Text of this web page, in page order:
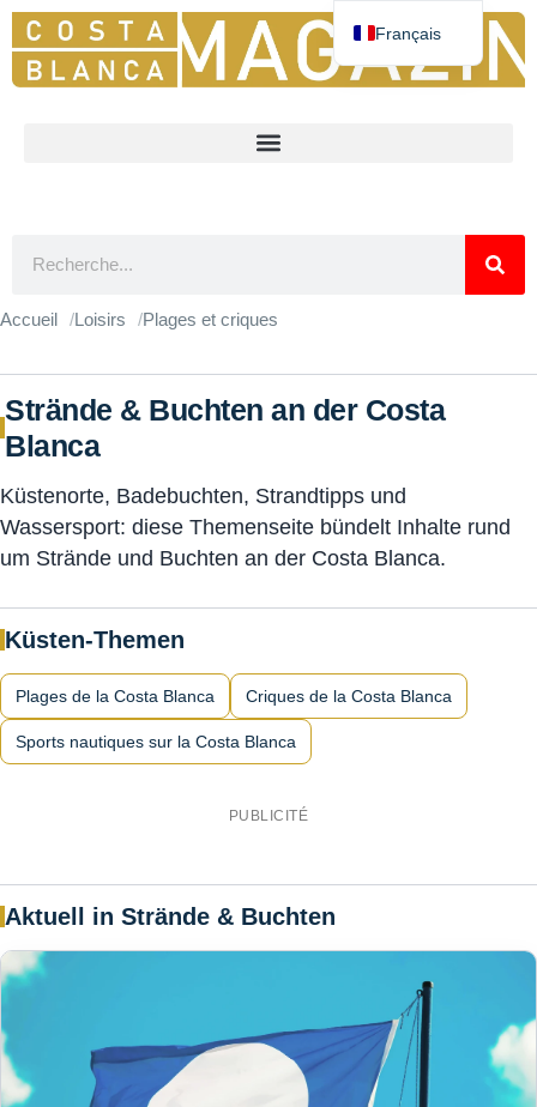
Accueil Loisirs Plages et criques
Strände & Buchten an der Costa
Blanca
Küstenorte, Badebuchten, Strandtipps und
Wassersport: diese Themenseite bündelt Inhalte rund
um Strände und Buchten an der Costa Blanca.
Küsten-Themen
Plages de la Costa Blanca Criques de la Costa Blanca
Sports nautiques sur la Costa Blanca
PUBLICITÉ
Aktuell in Strände & Buchten
Français
Deutsch